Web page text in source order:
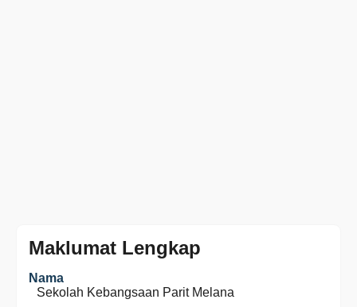
Maklumat Lengkap
Nama
Sekolah Kebangsaan Parit Melana